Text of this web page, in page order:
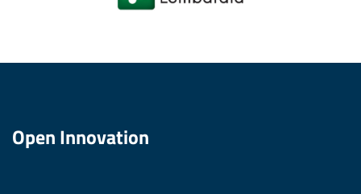
Open Innovation